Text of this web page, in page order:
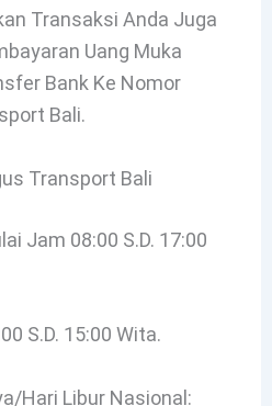
Transaksi Anda Juga
Uang Muka
Bank Ke Nomor
Bali.
Transport Bali
Jam 08:00 S.d. 17:00
S.d. 15:00 Wita.
Hari Libur Nasional: